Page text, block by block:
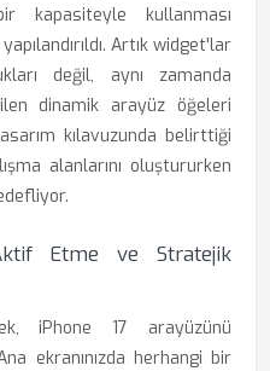
kapasiteyle kullanması
Artık widget'lar
değil, aynı zamanda
dinamik arayüz öğeleri
kılavuzunda belirttiği
alanlarını oluştururken
Etme ve Stratejik
iPhone 17 arayüzünü
ekranınızda herhangi bir